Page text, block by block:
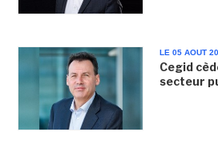
LE 05 AOUT
Cegid
secteur